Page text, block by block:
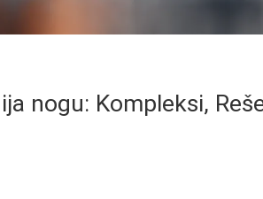
nogu: Kompleksi,